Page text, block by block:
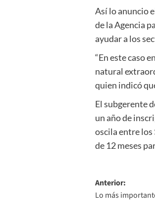
Así lo anuncio
de la Agencia
ayudar a los
“En este caso
natural
quien indicó
El subgerente
un año de
oscila entre los
de 12 meses
de
Anterior:
Lo más